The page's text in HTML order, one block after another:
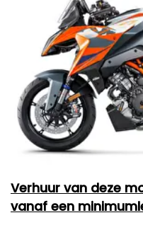
Verhuur van deze
vanaf een